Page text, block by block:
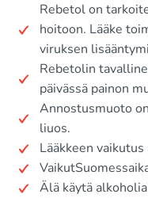
Rebetol on
hoitoon. Lääke
viruksen
Rebetolin
päivässä painon
Annostusmuoto
liuos.
Lääkkeen
Älä käytä